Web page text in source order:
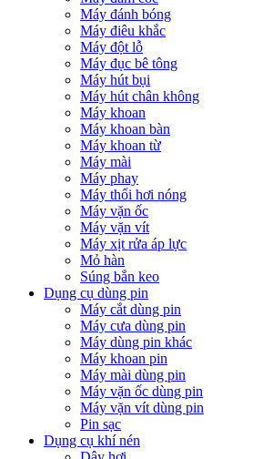
Máy đánh bóng
Máy điêu khắc
Máy đột lỗ
Máy đục bê tông
Máy hút bụi
Máy hút chân không
Máy khoan
Máy khoan bàn
Máy khoan từ
Máy mài
Máy phay
Máy thổi hơi nóng
Máy vặn ốc
Máy vặn vít
Máy xịt rửa áp lực
Mỏ hàn
Súng bắn keo
Dụng cụ dùng pin
Máy cắt dùng pin
Máy cưa dùng pin
Máy dùng pin khác
Máy khoan pin
Máy mài dùng pin
Máy vặn ốc dùng pin
Máy vặn vít dùng pin
Pin sạc
Dụng cụ khí nén